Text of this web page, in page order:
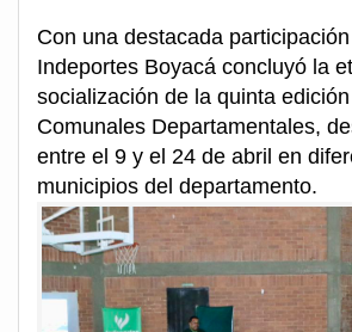
Con una destacada
Indeportes Boyacá concluyó la
socialización de la quinta
Comunales Departamentales,
entre el 9 y el 24 de abril en
municipios del departamento.